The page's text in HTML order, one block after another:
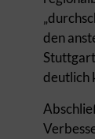
den
deutlich